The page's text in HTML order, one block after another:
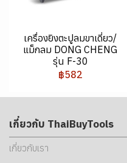
เครื่องยิงตะปูลมขาเดี่ยว/
แม็กลม DONG CHENG
รุ่น F-30
฿582
เกี่ยวกับ ThaiBuyTools
เกี่ยวกับเรา